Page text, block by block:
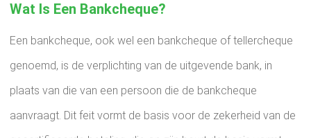
Wat Is Een Bankcheque?
Een bankcheque, ook wel een bankcheque of tellercheque
genoemd, is de verplichting van de uitgevende bank, in
plaats van die van een persoon die de bankcheque
aanvraagt. Dit feit vormt de basis voor de zekerheid van de